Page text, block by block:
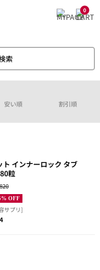
0
索
安い順 割引順
ト インナーロック タブ
粒
OFF
サプリ]